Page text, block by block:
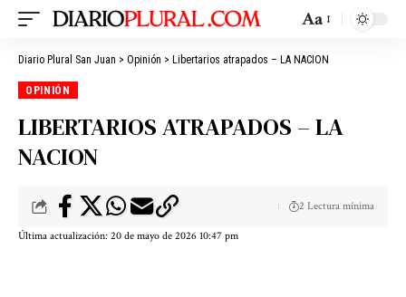
Aa
Diario Plural San Juan > Opinión > Libertarios atrapados – LA NACION
OPINIÓN
LIBERTARIOS ATRAPADOS – LA
NACION
Última actualización: 20 de mayo de 2026 10:47 pm
2 Lectura mínima